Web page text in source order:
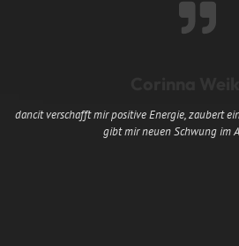
dancit verschafft mir positive Energie, zaubert
gibt mir neuen Schwung im